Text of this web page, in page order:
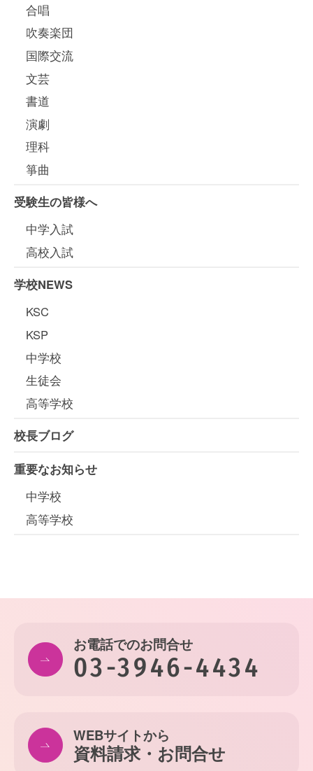
合唱
吹奏楽団
国際交流
文芸
書道
演劇
理科
箏曲
受験生の皆様へ
中学入試
高校入試
学校NEWS
KSC
KSP
中学校
生徒会
高等学校
校長ブログ
重要なお知らせ
中学校
高等学校
お電話でのお問合せ
03-3946-4434
WEBサイトから
資料請求・お問合せ